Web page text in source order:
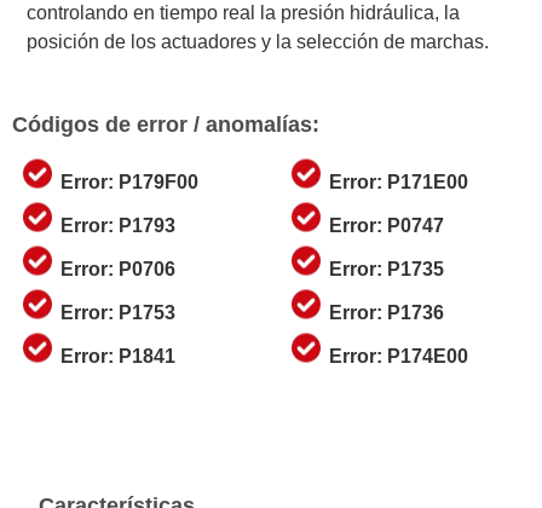
controlando en tiempo real la presión hidráulica, la
posición de los actuadores y la selección de marchas.
Códigos de error / anomalías:
Error: P179F00
Error: P1793
Error: P0706
Error: P1753
Error: P1841
Error: P171E00
Error: P0747
Error: P1735
Error: P1736
Error: P174E00